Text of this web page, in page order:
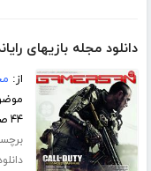
دانلود مجله بازیهای
از:
۴۴ صفحه